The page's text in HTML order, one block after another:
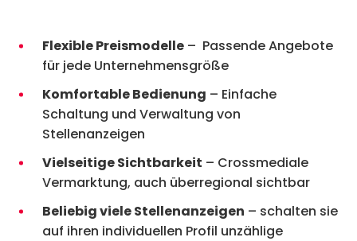
Flexible Preismodelle– Passende Angebote
für jede Unternehmensgröße
Komfortable Bedienung – Einfache
Schaltung und Verwaltung von
Stellenanzeigen
Vielseitige Sichtbarkeit – Crossmediale
Vermarktung, auch überregional sichtbar
Beliebig viele Stellenanzeigen – schalten sie
auf ihren individuellen Profil unzählige